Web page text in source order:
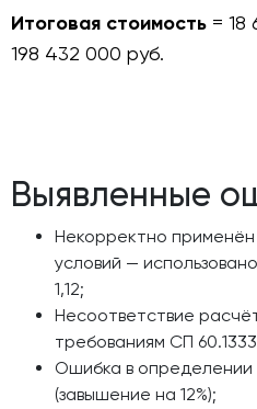
Итоговая стоимость = 18
198 432 000 руб.
Выявленные
Некорректно
условий —
1,12;
Несоответствие
требованиям СП
Ошибка в определении
(завышение на 12%);